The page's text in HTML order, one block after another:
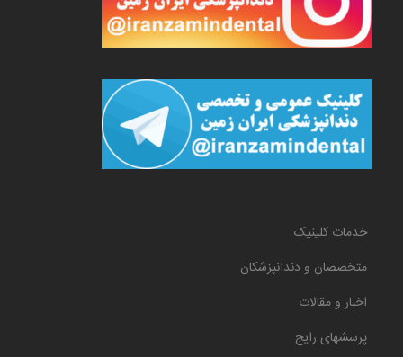
خدمات کلینیک
متخصصان و دندانپزشکان
اخبار و مقالات
پرسشهای رایج